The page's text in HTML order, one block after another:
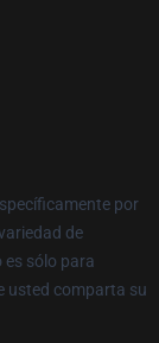
por
de
es sólo para
usted comparta su